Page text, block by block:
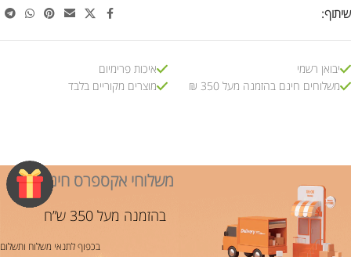
שיתוף:
יבואן רשמי
משלוחים חינם בהזמנה מעל 350 ₪
איכות פרימיום
מוצרים מקוריים בלבד
משלוחי אקספרס חינם!
בהזמנה מעל 350 ש”ח
בכפוף לתנאי משלוח ותשלום